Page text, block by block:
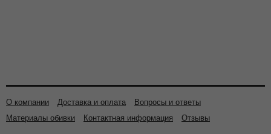
О компании Доставка и оплата
Вопросы и ответы
Материалы обивки
Контактная информация Отзывы